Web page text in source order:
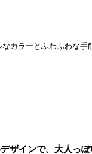
カラーとふわふわな手
ザインで、大人っ